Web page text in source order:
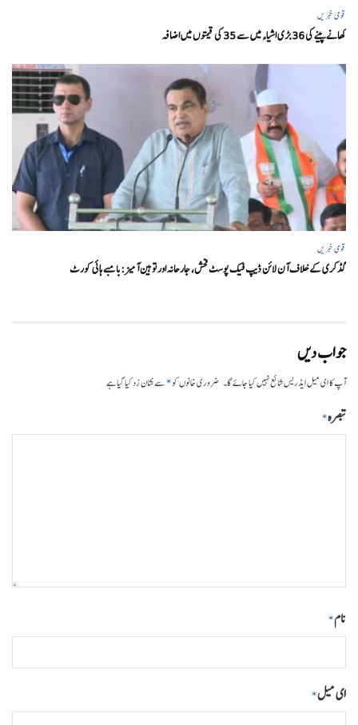
قومی خبریں
کھانے پینے کی 36 بڑی اشیاء میں سے 35 کی قیمتوں میں اضافہ
قومی خبریں
گڈکری کے خلاف آن لائن ڈیپ فیک پوسٹ فحش، جارحانہ اور توہین آمیز:بامبے ہائی کورٹ
جواب دیں
آپ کا ای میل ایڈریس شائع نہیں کیا جائے گا۔ ضروری خانوں کو*سے نشان زد کیا گیا ہے
تبصرہ*
نام*
ای میل*